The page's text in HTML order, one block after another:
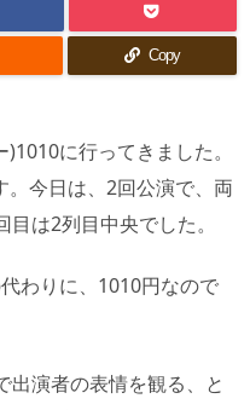
Copy
に行ってきました。
今日は、2回公演で、両
は2列目中央でした。
わりに、1010円なので
出演者の表情を観る、と